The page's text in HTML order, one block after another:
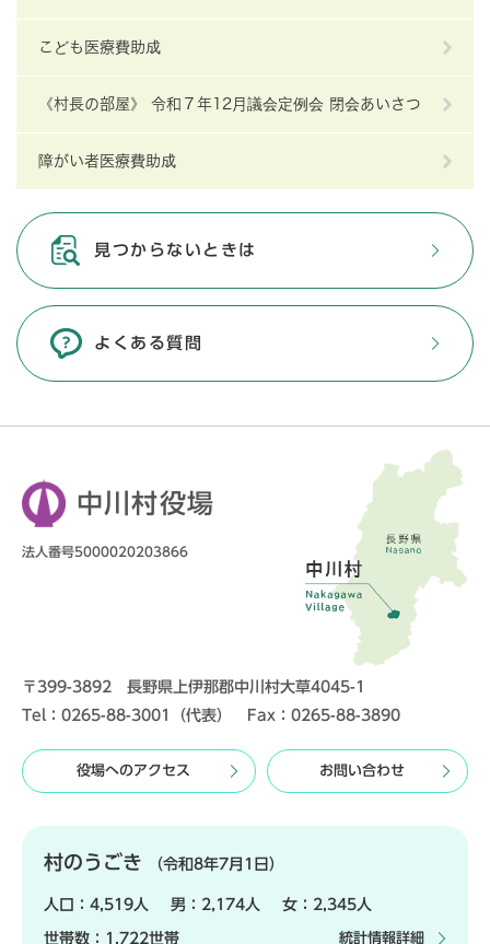
こども医療費助成
《村長の部屋》 令和７年12月議会定例会 閉会あいさつ
障がい者医療費助成
見つからないときは
よくある質問
中川村役場
法人番号5000020203866
〒399-3892 長野県上伊那郡中川村大草4045-1
Tel：0265-88-3001（代表） Fax：0265-88-3890
役場へのアクセス お問い合わせ
村のうごき （令和8年7月1日）
人口： 4,519人 男： 2,174人 女： 2,345人
世帯数： 1,722世帯 統計情報詳細